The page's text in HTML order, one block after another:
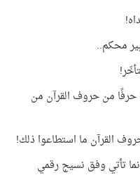
محكم..
من حروف القرآن من
القرآن ما استطاعوا ذلك!
تأتي وفق نسيج رقمي